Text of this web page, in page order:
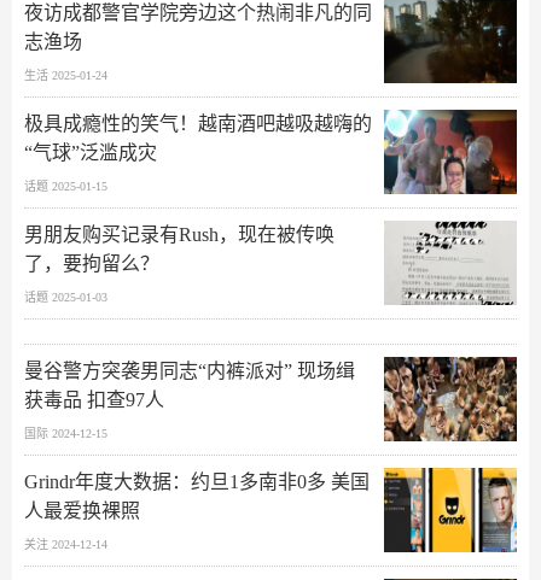
夜访成都警官学院旁边这个热闹非凡的同
志渔场
生活 2025-01-24
极具成瘾性的笑气！越南酒吧越吸越嗨的
“气球”泛滥成灾
话题 2025-01-15
男朋友购买记录有Rush，现在被传唤
了，要拘留么？
话题 2025-01-03
曼谷警方突袭男同志“内裤派对” 现场缉
获毒品 扣查97人
国际 2024-12-15
Grindr年度大数据：约旦1多南非0多 美国
人最爱换裸照
关注 2024-12-14